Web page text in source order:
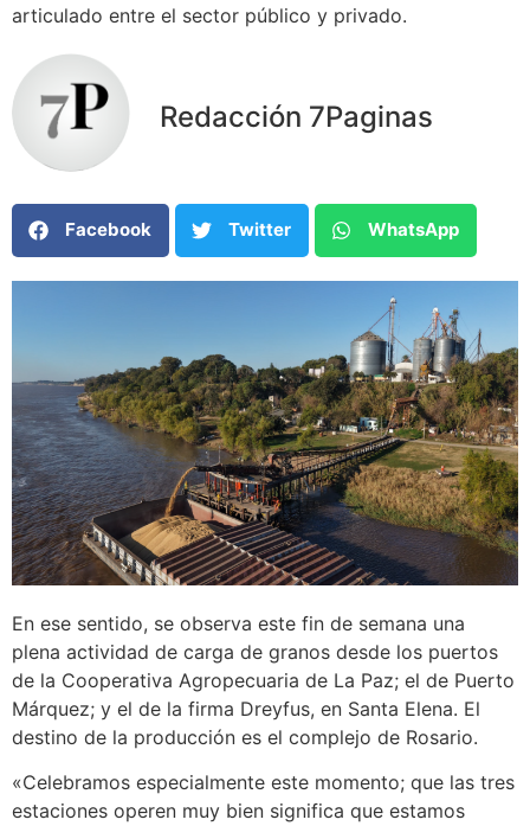
articulado entre el sector público y privado.
Redacción 7Paginas
Facebook Twitter WhatsApp
En ese sentido, se observa este fin de semana una
plena actividad de carga de granos desde los puertos
de la Cooperativa Agropecuaria de La Paz; el de Puerto
Márquez; y el de la firma Dreyfus, en Santa Elena. El
destino de la producción es el complejo de Rosario.
«Celebramos especialmente este momento; que las tres
estaciones operen muy bien significa que estamos